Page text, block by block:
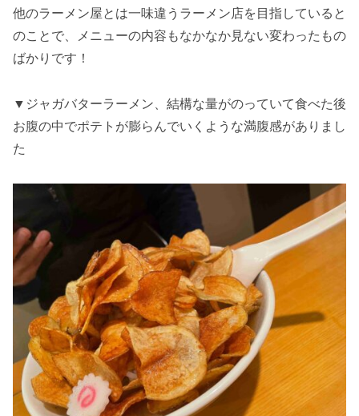
他のラーメン屋とは一味違うラーメン店を目指していると
のことで、メニューの内容もなかなか見ない変わったもの
ばかりです！
▼ジャガバターラーメン、結構な量がのっていて食べた後
お腹の中でポテトが膨らんでいくような満腹感がありまし
た